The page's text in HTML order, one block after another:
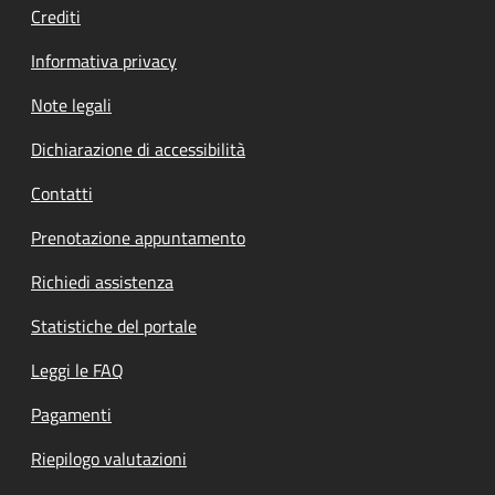
Crediti
Informativa privacy
Note legali
Dichiarazione di accessibilità
Contatti
Prenotazione appuntamento
Richiedi assistenza
Statistiche del portale
Leggi le FAQ
Pagamenti
Riepilogo valutazioni